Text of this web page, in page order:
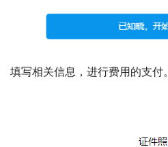
填写相关信息，进行费用的支付。